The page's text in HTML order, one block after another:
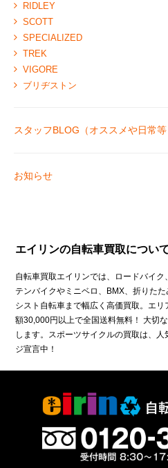
RIDLEY
SCOTT
SPECIALIZED
TREK
VIGORE
ブリヂストン
スタッフBLOG（オススメや日常等
お知らせ
エイリンの自転車買取につい
自転車買取エイリンでは、ロードバイ
テンバイクやミニベロ、BMX、折りた
シスト自転車まで幅広く高価買取。エ
額30,000円以上で全国送料無料！ 大切
します。スポーツサイクルの買取は、
ジ宣言中！